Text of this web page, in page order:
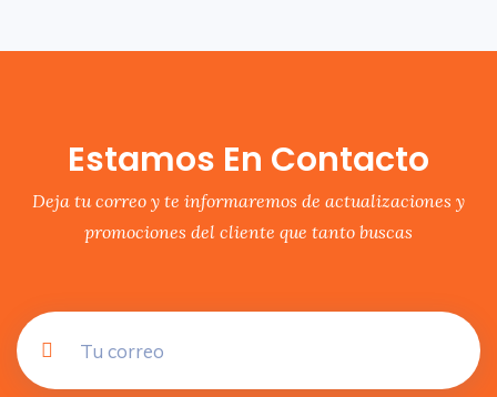
Estamos En Contacto
Deja tu correo y te informaremos de actualizaciones y
promociones del cliente que tanto buscas